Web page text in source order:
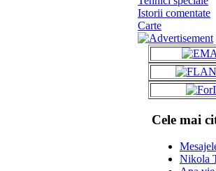
Istorii comentate
Carte
Cele mai
Nikola